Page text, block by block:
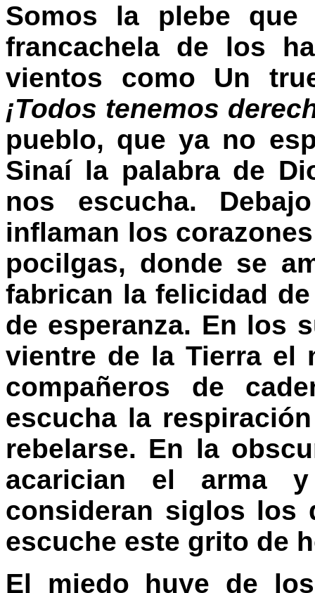
Somos la plebe
francachela de los
vientos como Un
¡Todos tenemos
pueblo, que ya no
Sinaí la palabra de
nos escucha.
inflaman los
pocilgas, donde se
fabrican la felicidad
de esperanza. En los
vientre de la Tierra el
compañeros de
escucha la
rebelarse. En la
acarician el arma
consideran siglos los
escuche este grito de
El miedo huye de